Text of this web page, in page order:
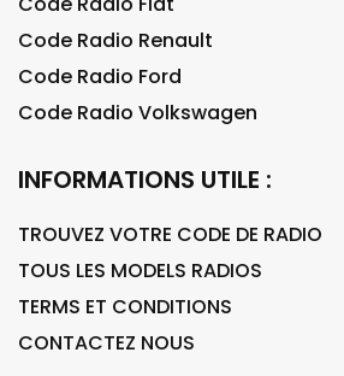
Code Radio Renault
Code Radio Ford
Code Radio Volkswagen
INFORMATIONS UTILE :
TROUVEZ VOTRE CODE DE RADIO
TOUS LES MODELS RADIOS
TERMS ET CONDITIONS
CONTACTEZ NOUS